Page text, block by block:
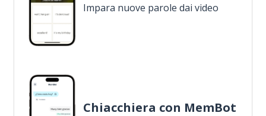
Impara nuove parole dai video
Chiacchiera con MemBot